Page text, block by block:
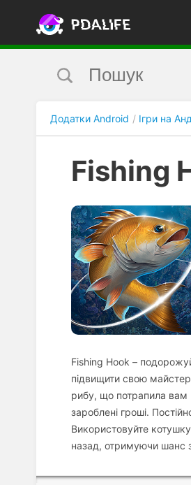
Додатки Android Ігри на
Fishing
Fishing Hook –
підвищити свою
рибу, що потрапила вам
зароблені гроші.
Використовуйте
назад, отримуючи шанс